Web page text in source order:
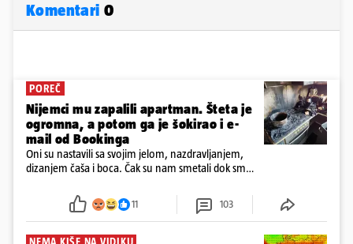
Komentari 0
POREČ
Nijemci mu zapalili apartman. Šteta je
ogromna, a potom ga je šokirao i e-
mail od Bookinga
Oni su nastavili sa svojim jelom, nazdravljanjem,
dizanjem čaša i boca. Čak su nam smetali dok smo
požar, rekao je vlasnik
11 103